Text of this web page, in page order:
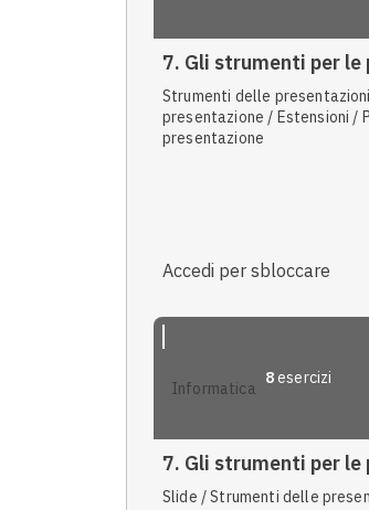
7. Gli strumenti per
Strumenti delle
presentazione / Estensioni /
presentazione
Accedi per sbloccare
informatica
8esercizi
7. Gli strumenti per
Slide / Strumenti delle